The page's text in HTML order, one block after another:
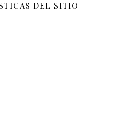
DEL SITIO